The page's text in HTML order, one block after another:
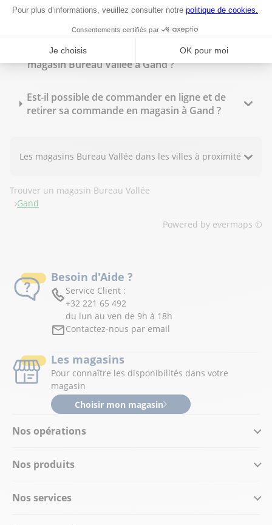
Bureau Vallée Gand propose-t-il des tarifs
spécifiques pour les professionnels ?
Quels sont les horaires d'ouverture du
magasin Bureau Vallée à Gand ?
Est-il possible de commander en ligne et de
retirer sa commande en magasin à Gand ?
Les magasins Bureau Vallée dans les villes à proximité
Trouver un magasin Bureau Vallée
Gand
Powered by evermaps ©
Nos opérations
Nos produits
Nos services
Besoin d'Aide ?
Service Client :
+32 221 65 492
du lun au ven de 9h à 18h
Contactez-nous par email
Les magasins
Pour connaître les disponibilités dans votre
magasin
Choisir mon magasin